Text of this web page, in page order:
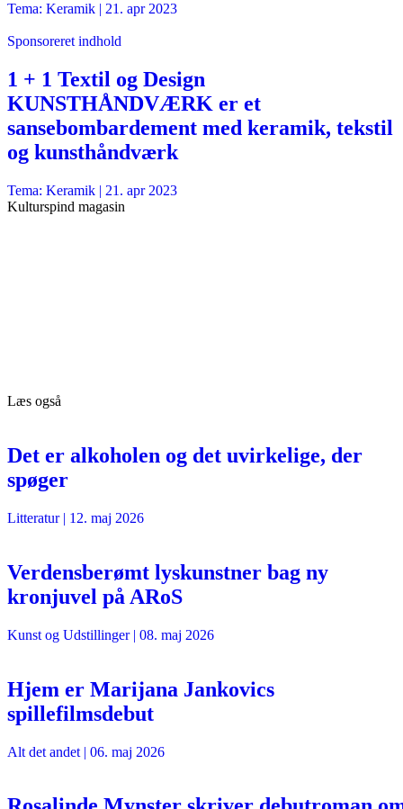
Tema: Keramik | 21. apr 2023
Sponsoreret indhold
1 + 1 Textil og Design
KUNSTHÅNDVÆRK er et
sansebombardement med keramik, tekstil
og kunsthåndværk
Tema: Keramik | 21. apr 2023
Kulturspind magasin
Læs også
Det er alkoholen og det uvirkelige, der
spøger
Litteratur| 12. maj 2026
Verdensberømt lyskunstner bag ny
kronjuvel på ARoS
Kunst og Udstillinger| 08. maj 2026
Hjem er Marijana Jankovics
spillefilmsdebut
Alt det andet | 06. maj 2026